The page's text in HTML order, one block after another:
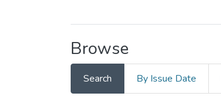
Browse
Search By Issue Date